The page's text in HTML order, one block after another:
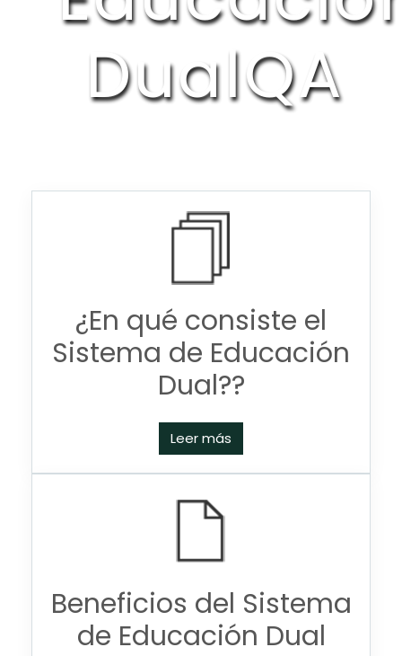
DualQA
¿En qué consiste el
Sistema de Educación
Dual??
Leer más
Beneficios del Sistema
de Educación Dual